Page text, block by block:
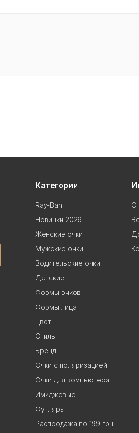
Категории
Ray-Ban
Новинки 2026
Женские очки
Мужские очки
Водительские очки
Детские
Формы очков
Формы лица
Цвет
Стиль
Бренд
Очки с поляризацией
Очки для компьютера
Имиджевые
Футляры
Распродажа по 199 грн
О